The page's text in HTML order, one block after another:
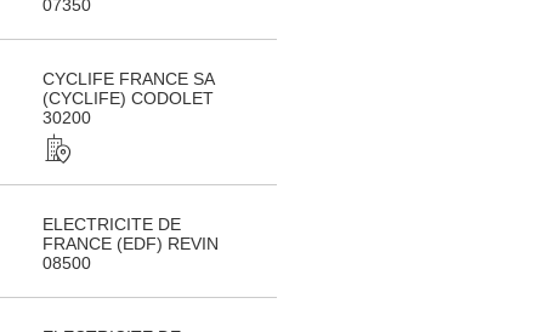
07350
CYCLIFE FRANCE SA
(CYCLIFE) CODOLET
30200
ELECTRICITE DE
FRANCE (EDF) REVIN
08500